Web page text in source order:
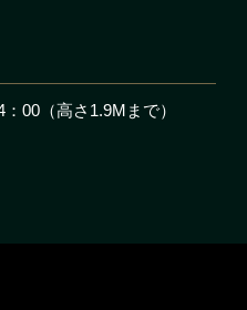
00（高さ1.9Mまで）